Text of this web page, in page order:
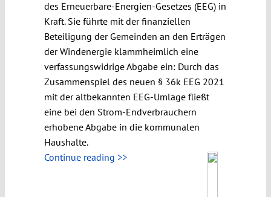
des Erneuerbare-Energien-Gesetzes (EEG) in
Kraft. Sie führte mit der finanziellen
Beteiligung der Gemeinden an den Erträgen
der Windenergie klammheimlich eine
verfassungswidrige Abgabe ein: Durch das
Zusammenspiel des neuen § 36k EEG 2021
mit der altbekannten EEG-Umlage fließt
eine bei den Strom-Endverbrauchern
erhobene Abgabe in die kommunalen
Haushalte.
Continue reading >>